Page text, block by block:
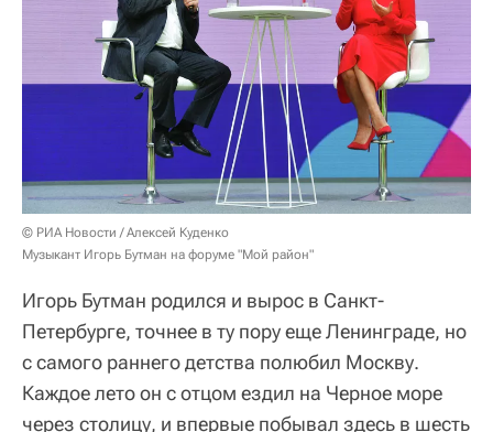
© РИА Новости / Алексей Куденко
Музыкант Игорь Бутман на форуме "Мой район"
Игорь Бутман родился и вырос в Санкт-
Петербурге, точнее в ту пору еще Ленинграде, но
с самого раннего детства полюбил Москву.
Каждое лето он с отцом ездил на Черное море
через столицу, и впервые побывал здесь в шесть